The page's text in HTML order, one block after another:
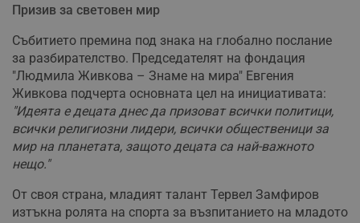
Призив за световен мир
Събитието премина под знака на глобално послание
за разбирателство. Председателят на фондация
"Людмила Живкова – Знаме на мира" Евгения
Живкова подчерта основната цел на инициативата:
"Идеята е децата днес да призоват всички политици,
всички религиозни лидери, всички общественици за
мир на планетата, защото децата са най-важното
нещо."
От своя страна, младият талант Тервел Замфиров
изтъкна ролята на спорта за възпитанието на младото